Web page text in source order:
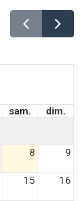
sam. dim.
8 9
15 16